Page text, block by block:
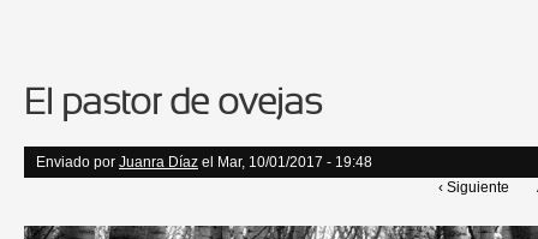
El pastor de ovejas
Enviado por Juanra Díaz el Mar, 10/01/2017 - 19:48
‹ Siguiente